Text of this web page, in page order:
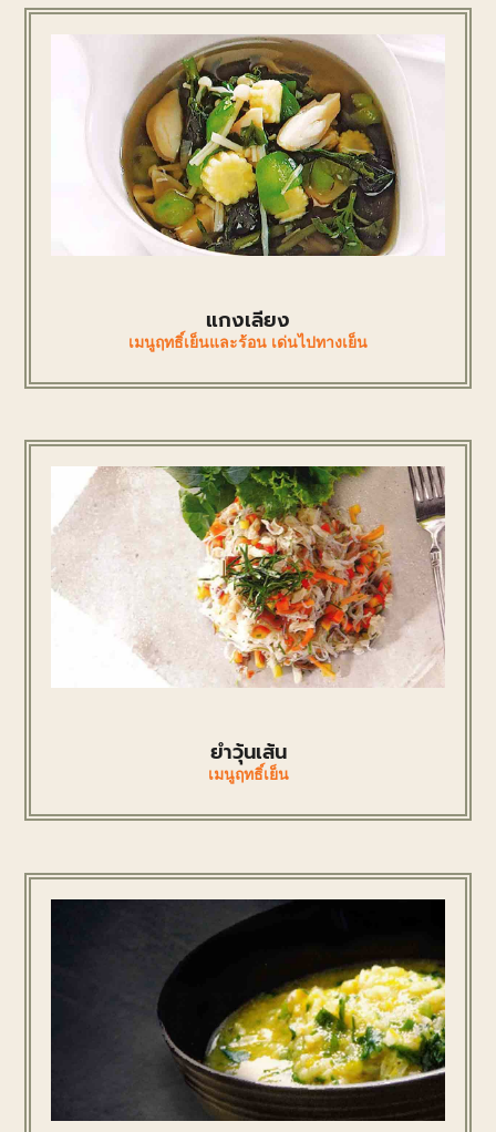
แกงเลียง
เมนูฤทธิ์เย็นและร้อน เด่นไปทางเย็น
ยําวุ้นเส้น
เมนูฤทธิ์เย็น